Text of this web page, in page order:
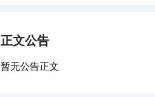
正文公告
暂无公告正文